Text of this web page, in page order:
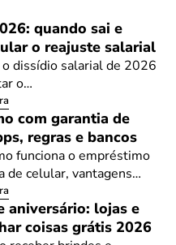
quando sai e
o reajuste salarial
o dissídio salarial de 2026
o…
com garantia de
regras e bancos
funciona o empréstimo
de celular, vantagens…
aniversário: lojas e
coisas grátis 2026